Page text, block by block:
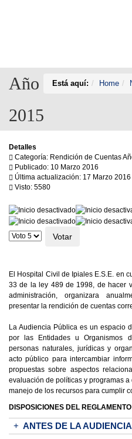
Está aquí: Home
Año
2015
Detalles
Categoría: Rendición de Cuentas
Publicado: 10 Marzo 2016
Última actualización: 17 Marzo 2016
Visto: 5580
Ratio:0/5
Por
favor,
El Hospital Civil de Ipiales E.S.E. en
33 de la ley 489 de 1998, de hacer
administración, organizara
presentar la rendición de cuentas
La Audiencia Pública es un espacio
por las Entidades u Organismos
personas naturales, jurídicas y
acto público para intercambiar
propuestas sobre aspectos
evaluación de políticas y programas
manejo de los recursos para cumplir
DISPOSICIONES DEL REGLAMENTO
+ ANTES DE LA